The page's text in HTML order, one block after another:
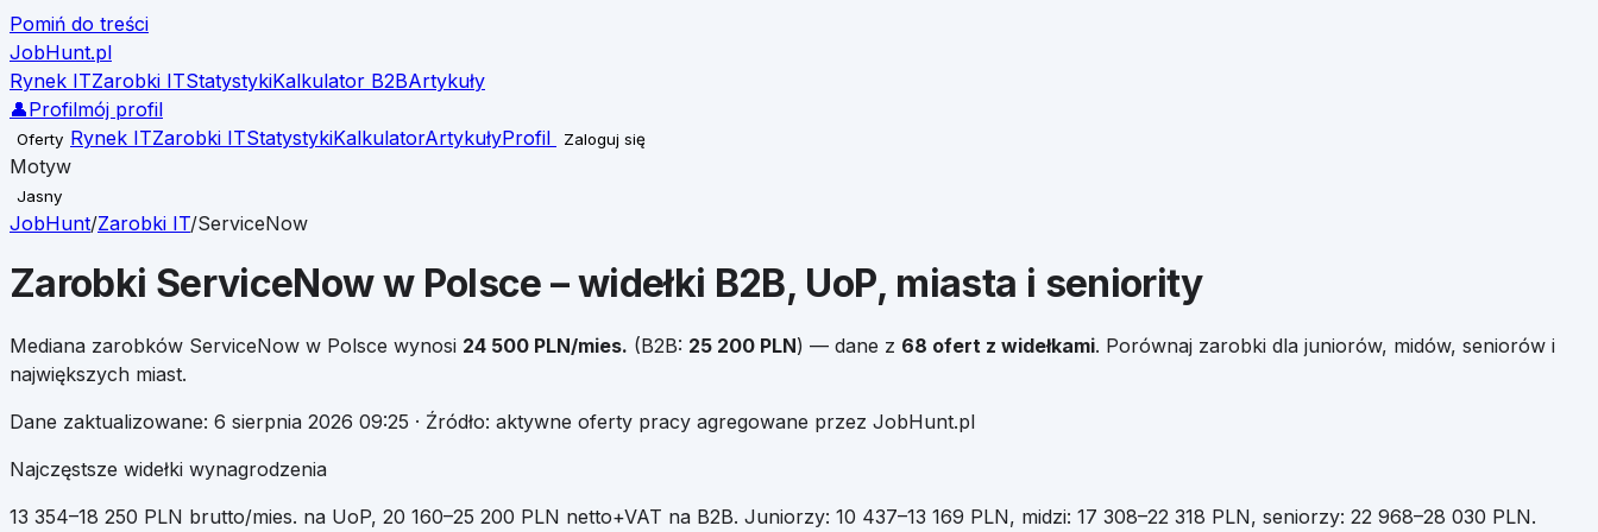
Pomiń do treści
JobHunt.pl
Rynek ITZarobki ITStatystykiKalkulator B2BArtykuły
👤Profilmój profil
Oferty Rynek ITZarobki ITStatystykiKalkulatorArtykułyProfil Zaloguj się
Motyw
Jasny
JobHunt/Zarobki IT/ServiceNow
Zarobki ServiceNoww Polsce – widełki B2B, UoP, miasta i seniority
Mediana zarobków ServiceNow w Polsce wynosi 24 500 PLN/mies. (B2B: 25 200 PLN) — dane z 68 ofert z widełkami. Porównaj zarobki dla juniorów, midów, seniorów i
największych miast.
Dane zaktualizowane: 6 sierpnia 2026 09:25 · Źródło: aktywne oferty pracy agregowane przez JobHunt.pl
Najczęstsze widełki wynagrodzenia
13 354–18 250 PLN brutto/mies. na UoP, 20 160–25 200 PLN netto+VAT na B2B. Juniorzy: 10 437–13 169 PLN, midzi: 17 308–22 318 PLN, seniorzy: 22 968–28 030 PLN.